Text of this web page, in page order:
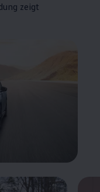
zeigt